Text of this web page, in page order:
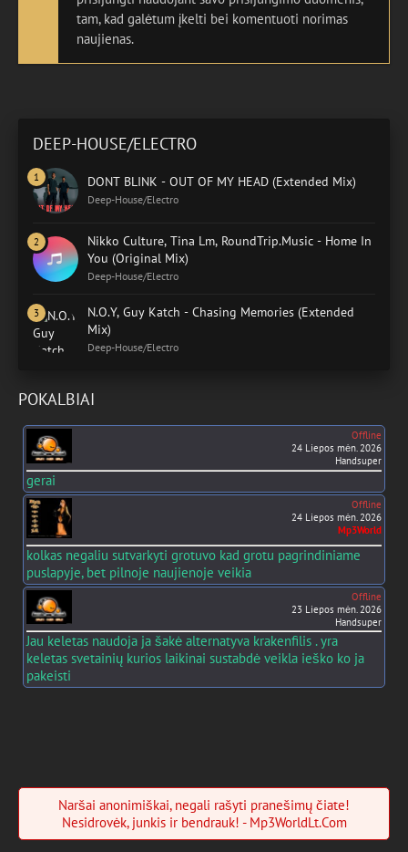
tam, kad galėtum įkelti bei komentuoti norimas
naujienas.
DEEP-HOUSE/ELECTRO
DONT BLINK - OUT OF MY HEAD (Extended Mix)
Deep-House/Electro
Nikko Culture, Tina Lm, RoundTrip.Music - Home In
You (Original Mix)
Deep-House/Electro
N.O.Y, Guy Katch - Chasing Memories (Extended
Mix)
Deep-House/Electro
POKALBIAI
Offline
24 Liepos mėn. 2026
Handsuper
gerai
Offline
24 Liepos mėn. 2026
Mp3World
kolkas negaliu sutvarkyti grotuvo kad grotu pagrindiniame
puslapyje, bet pilnoje naujienoje veikia
Offline
23 Liepos mėn. 2026
Handsuper
Jau keletas naudoja ja šakė alternatyva krakenfilis . yra
keletas svetainių kurios laikinai sustabdė veikla ieško ko ja
pakeisti
Naršai anonimiškai, negali rašyti pranešimų čiate!
Nesidrovėk, junkis ir bendrauk! - Mp3WorldLt.Com